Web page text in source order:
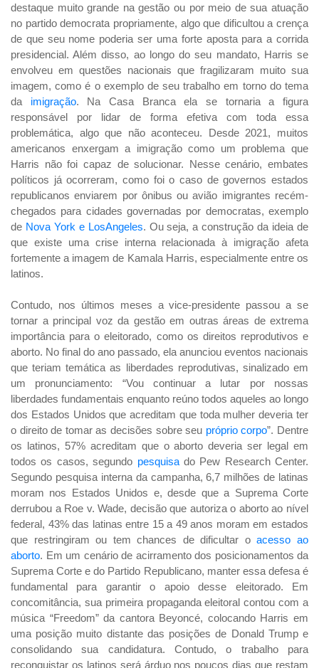
destaque muito grande na gestão ou por meio de sua atuação
no partido democrata propriamente, algo que dificultou a crença
de que seu nome poderia ser uma forte aposta para a corrida
presidencial. Além disso, ao longo do seu mandato, Harris se
envolveu em questões nacionais que fragilizaram muito sua
imagem, como é o exemplo de seu trabalho em torno do tema
da imigração. Na Casa Branca ela se tornaria a figura
responsável por lidar de forma efetiva com toda essa
problemática, algo que não aconteceu. Desde 2021, muitos
americanos enxergam a imigração como um problema que
Harris não foi capaz de solucionar. Nesse cenário, embates
políticos já ocorreram, como foi o caso de governos estados
republicanos enviarem por ônibus ou avião imigrantes recém-
chegados para cidades governadas por democratas, exemplo
de Nova York e LosAngeles. Ou seja, a construção da ideia de
que existe uma crise interna relacionada à imigração afeta
fortemente a imagem de Kamala Harris, especialmente entre os
latinos.
Contudo, nos últimos meses a vice-presidente passou a se
tornar a principal voz da gestão em outras áreas de extrema
importância para o eleitorado, como os direitos reprodutivos e
aborto. No final do ano passado, ela anunciou eventos nacionais
que teriam temática as liberdades reprodutivas, sinalizado em
um pronunciamento: “Vou continuar a lutar por nossas
liberdades fundamentais enquanto reúno todos aqueles ao longo
dos Estados Unidos que acreditam que toda mulher deveria ter
o direito de tomar as decisões sobre seu próprio corpo”. Dentre
os latinos, 57% acreditam que o aborto deveria ser legal em
todos os casos, segundo pesquisado Pew Research Center.
Segundo pesquisa interna da campanha, 6,7 milhões de latinas
moram nos Estados Unidos e, desde que a Suprema Corte
derrubou a Roe v. Wade, decisão que autoriza o aborto ao nível
federal, 43% das latinas entre 15 a 49 anos moram em estados
que restringiram ou tem chances de dificultar oacesso ao
aborto. Em um cenário de acirramento dos posicionamentos da
Suprema Corte e do Partido Republicano, manter essa defesa é
fundamental para garantir o apoio desse eleitorado. Em
concomitância, sua primeira propaganda eleitoral contou com a
música “Freedom” da cantora Beyoncé, colocando Harris em
uma posição muito distante das posições de Donald Trump e
consolidando sua candidatura. Contudo, o trabalho para
reconquistar os latinos será árduo nos poucos dias que restam